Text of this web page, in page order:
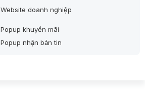
Website doanh nghiệp
Popup khuyến mãi
Popup nhận bản tin